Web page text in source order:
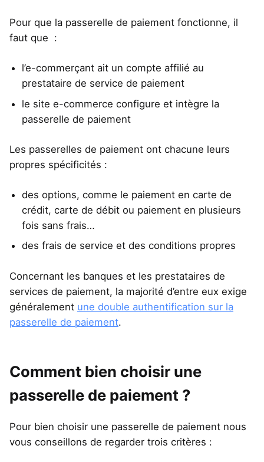
Pour que la passerelle de paiement fonctionne, il
faut que :
l’e-commerçant ait un compte affilié au
prestataire de service de paiement
le site e-commerce configure et intègre la
passerelle de paiement
Les passerelles de paiement ont chacune leurs
propres spécificités :
des options, comme le paiement en carte de
crédit, carte de débit ou paiement en plusieurs
fois sans frais…
des frais de service et des conditions propres
Concernant les banques et les prestataires de
services de paiement, la majorité d’entre eux exige
généralement une double authentification sur la
passerelle de paiement.
Comment bien choisir une
passerelle de paiement ?
Pour bien choisir une passerelle de paiement nous
vous conseillons de regarder trois critères :